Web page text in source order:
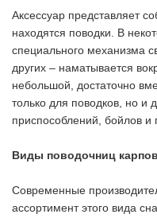
Аксессуар представляет
находятся поводки. В
специального механизма
других – наматывается
небольшой, достаточно
только для поводков, но и
приспособлений, бойлов и
Виды поводочниц
Современные
ассортимент этого вида